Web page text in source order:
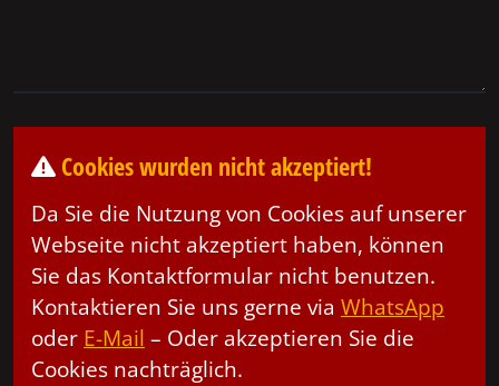
Cookies wurden nicht akzeptiert!
Da Sie die Nutzung von Cookies auf unserer
Webseite nicht akzeptiert haben, können
Sie das Kontaktformular nicht benutzen.
Kontaktieren Sie uns gerne via WhatsApp
oder E-Mail – Oder akzeptieren Sie die
Cookies nachträglich.